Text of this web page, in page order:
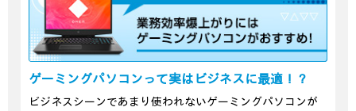
ゲーミングパソコンって実はビジネスに最適！？
ビジネスシーンであまり使われないゲーミングパソコンが